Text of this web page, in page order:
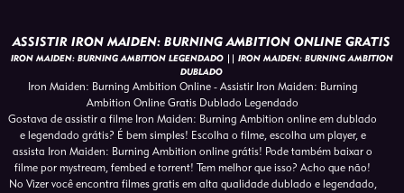
ASSISTIR IRON MAIDEN: BURNING AMBITION ONLINE GRATIS
IRON MAIDEN: BURNING AMBITION LEGENDADO || IRON MAIDEN: BURNING AMBITION
DUBLADO
Iron Maiden: Burning Ambition Online - Assistir Iron Maiden: Burning
Ambition Online Gratis Dublado Legendado
Gostava de assistir a filme Iron Maiden: Burning Ambition online em dublado
e legendado grátis? É bem simples! Escolha o filme, escolha um player, e
assista Iron Maiden: Burning Ambition online grátis! Pode também baixar o
filme por mystream, fembed e torrent! Tem melhor que isso? Acho que não!
No Vizer você encontra filmes gratis em alta qualidade dublado e legendado,